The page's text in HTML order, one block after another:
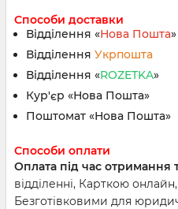
Способи доставки
Відділення «Нова Пошта»
Відділення Укрпошта
Відділення «ROZETKA»
Кур'єр «Нова Пошта»
Поштомат «Нова Пошта»
Способи оплати
Оплата під час отримання
відділенні, Карткою
Безготівковими для